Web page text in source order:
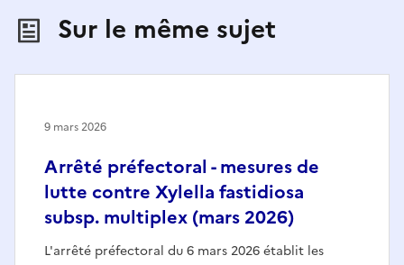
Sur le même sujet
Arrêté préfectoral - mesures de
lutte contre Xylella fastidiosa
subsp. multiplex (mars 2026)
L'arrêté préfectoral du 6 mars 2026 établit les
9 mars 2026